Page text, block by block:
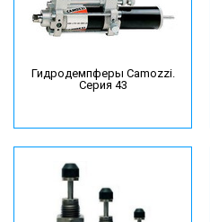
Гидродемпферы Camozzi.
Серия 43